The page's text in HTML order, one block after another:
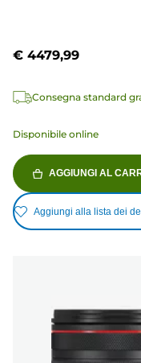
€ 4479,99
Consegna standard
Disponibile online
AGGIUNGI AL
Aggiungi alla lista dei